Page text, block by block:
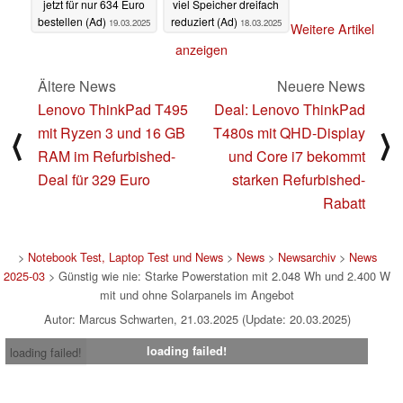
jetzt für nur 634 Euro
bestellen (Ad) 19.03.2025
viel Speicher dreifach
reduziert (Ad) 18.03.2025
Weitere Artikel
anzeigen
⟨
Ältere News
Lenovo ThinkPad T495
mit Ryzen 3 und 16 GB
RAM im Refurbished-
Deal für 329 Euro
Neuere News
Deal: Lenovo ThinkPad
T480s mit QHD-Display
und Core i7 bekommt
starken Refurbished-
Rabatt
⟩
> Notebook Test, Laptop Test und News> News> Newsarchiv> News
2025-03 > Günstig wie nie: Starke Powerstation mit 2.048 Wh und 2.400 W
mit und ohne Solarpanels im Angebot
Autor: Marcus Schwarten, 21.03.2025 (Update: 20.03.2025)
loading failed!
loading failed!